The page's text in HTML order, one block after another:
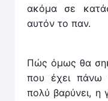
ακόμα σε
αυτόν το παν.
Πώς όμως θα
που έχει πάνω
πολύ βαρύνει, η